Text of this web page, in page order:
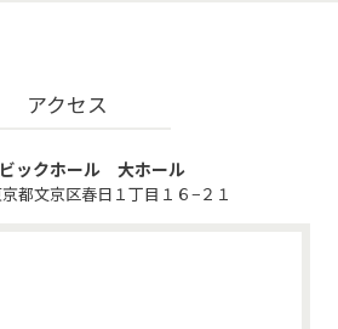
アクセス
ックホール 大ホール
都文京区春日１丁目１６−２１